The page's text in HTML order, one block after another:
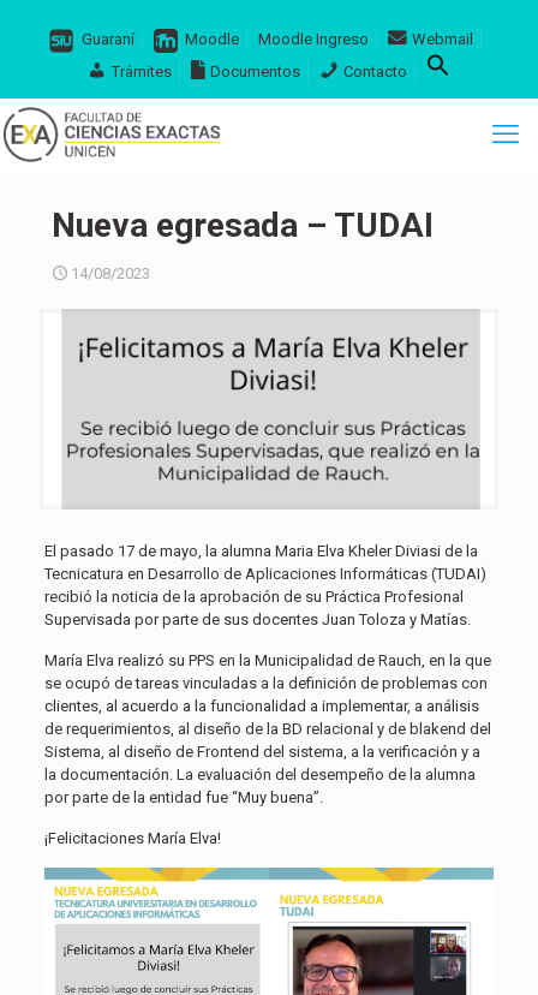
Guaraní Moodle Moodle Ingreso
Webmail
Trámites
Documentos Contacto
Nueva egresada – TUDAI
14/08/2023
El pasado 17 de mayo, la alumna Maria Elva Kheler Diviasi de la
Tecnicatura en Desarrollo de Aplicaciones Informáticas (TUDAI)
recibió la noticia de la aprobación de su Práctica Profesional
Supervisada por parte de sus docentes Juan Toloza y Matías.
María Elva realizó su PPS en la Municipalidad de Rauch, en la que
se ocupó de tareas vinculadas a la definición de problemas con
clientes, al acuerdo a la funcionalidad a implementar, a análisis
de requerimientos, al diseño de la BD relacional y de blakend del
Sistema, al diseño de Frontend del sistema, a la verificación y a
la documentación. La evaluación del desempeño de la alumna
por parte de la entidad fue “Muy buena”.
¡Felicitaciones María Elva!